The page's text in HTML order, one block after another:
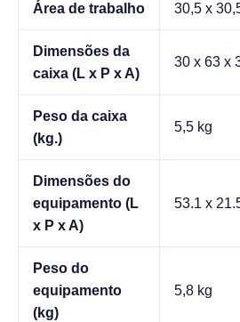
Área de trabalho 30,5 x
Dimensões da
caixa (L x P x A)
30 x 63 x
Peso da caixa
(kg.)
5,5 kg
Dimensões do
equipamento (L
x P x A)
53.1 x
Peso do
equipamento
(kg)
5,8 kg